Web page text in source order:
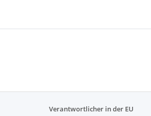
Verantwortlicher in der EU